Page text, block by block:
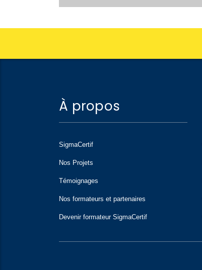
À propos
SigmaCertif
Nos Projets
Témoignages
Nos formateurs et partenaires
Devenir formateur SigmaCertif